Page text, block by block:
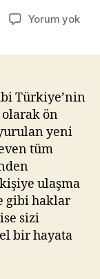
Yorum yokTürk
Türkiye’nin
ön
yeni
tüm
ulaşma
gibi haklar
sizi
bir hayata